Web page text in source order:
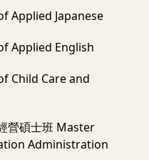
Applied Japanese
Applied English
Child Care and
營碩士班 Master
Administration